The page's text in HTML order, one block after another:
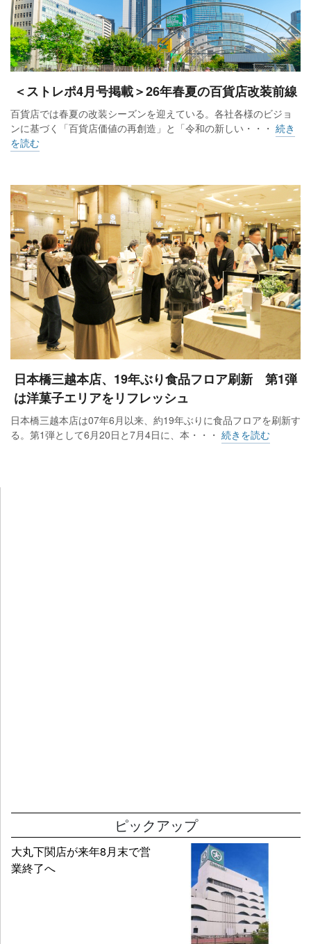
＜ストレポ4月号掲載＞26年春夏の百貨店改装前線
百貨店では春夏の改装シーズンを迎えている。各社各様のビジョ
ンに基づく「百貨店価値の再創造」と「令和の新しい・・・ 続き
を読む
日本橋三越本店、19年ぶり食品フロア刷新 第1弾
は洋菓子エリアをリフレッシュ
日本橋三越本店は07年6月以来、約19年ぶりに食品フロアを刷新す
る。第1弾として6月20日と7月4日に、本・・・ 続きを読む
ピックアップ
大丸下関店が来年8月末で営
業終了へ